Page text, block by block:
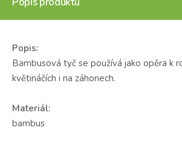
Popis:
Bambusová tyč se používá jako opěra k
květináčích i na záhonech.
Materiál:
bambus